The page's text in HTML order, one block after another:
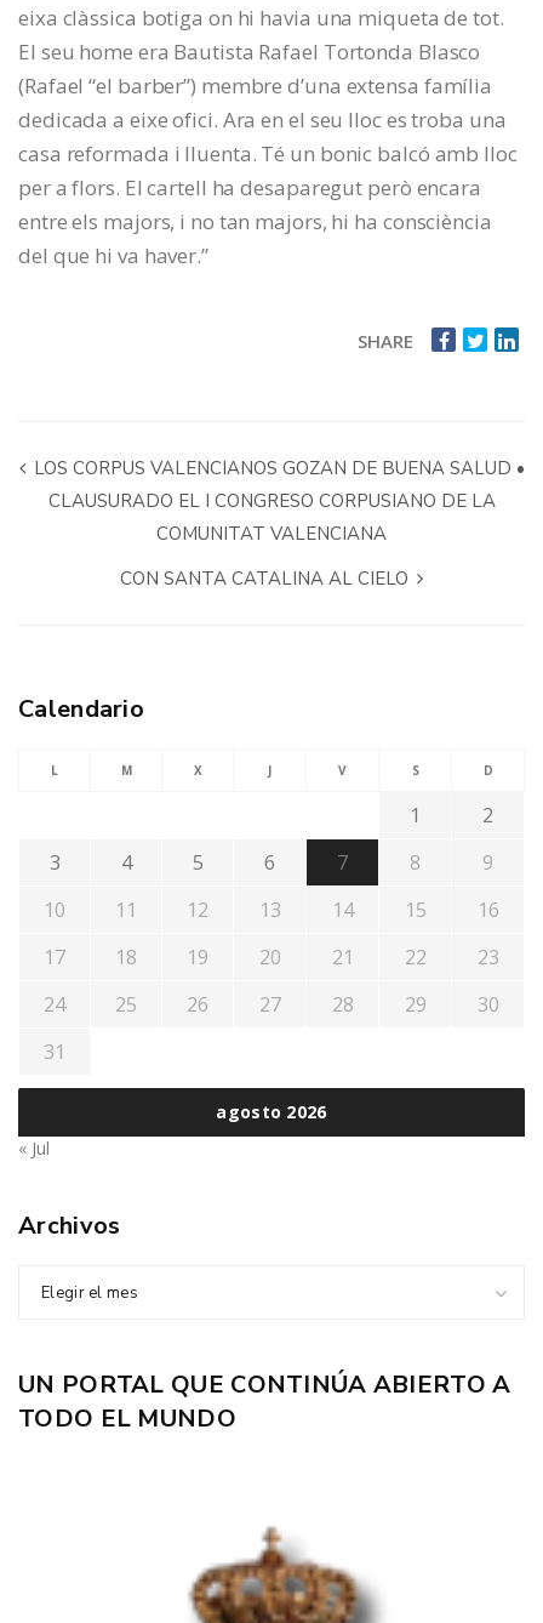
eixa clàssica botiga on hi havia una miqueta de tot.
El seu home era Bautista Rafael Tortonda Blasco
(Rafael “el barber”) membre d’una extensa família
dedicada a eixe ofici. Ara en el seu lloc es troba una
casa reformada i lluenta. Té un bonic balcó amb lloc
per a flors. El cartell ha desaparegut però encara
entre els majors, i no tan majors, hi ha consciència
del que hi va haver.”
SHARE
LOS CORPUS VALENCIANOS GOZAN DE BUENA SALUD •
CLAUSURADO EL I CONGRESO CORPUSIANO DE LA
COMUNITAT VALENCIANA
CON SANTA CATALINA AL CIELO
Calendario
agosto 2026
L M X J V S D
1
2
3
4 5 6 7 8
9
10
11 12 13 14 15
16
17
18 19 20 21 22
23
24
25 26 27 28 29
30
31
« Jul
Archivos
Elegir el mes
UN PORTAL QUE CONTINÚA ABIERTO A
TODO EL MUNDO